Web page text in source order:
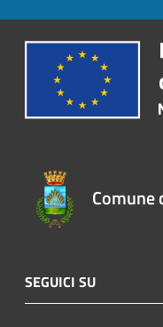
Comune
SEGUICI SU